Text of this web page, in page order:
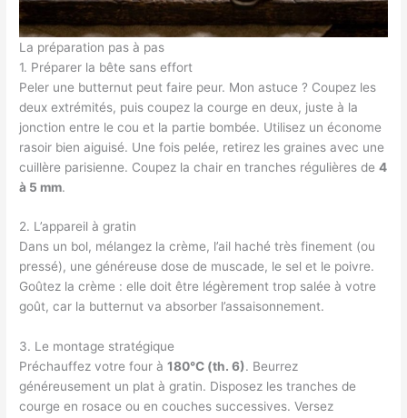
La préparation pas à pas
1. Préparer la bête sans effort
Peler une butternut peut faire peur. Mon astuce ? Coupez les
deux extrémités, puis coupez la courge en deux, juste à la
jonction entre le cou et la partie bombée. Utilisez un économe
rasoir bien aiguisé. Une fois pelée, retirez les graines avec une
cuillère parisienne. Coupez la chair en tranches régulières de4
à 5 mm.
2. L’appareil à gratin
Dans un bol, mélangez la crème, l’ail haché très finement (ou
pressé), une généreuse dose de muscade, le sel et le poivre.
Goûtez la crème : elle doit être légèrement trop salée à votre
goût, car la butternut va absorber l’assaisonnement.
3. Le montage stratégique
Préchauffez votre four à180°C (th. 6). Beurrez
généreusement un plat à gratin. Disposez les tranches de
courge en rosace ou en couches successives. Versez